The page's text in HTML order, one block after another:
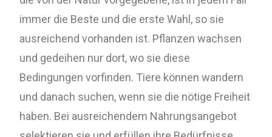
immer die Beste und die erste Wahl, so sie
ausreichend vorhanden ist. Pflanzen wachsen
und gedeihen nur dort, wo sie diese
Bedingungen vorfinden. Tiere können wandern
und danach suchen, wenn sie die nötige Freiheit
haben. Bei ausreichendem Nahrungsangebot